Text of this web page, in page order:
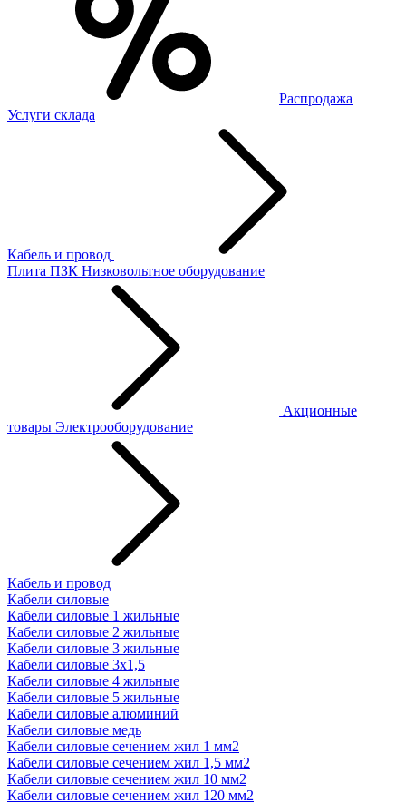
Распродажа
Услуги склада
Кабель и провод
Плита ПЗК Низковольтное оборудование
Акционные
товары Электрооборудование
Кабель и провод
Кабели силовые
Кабели силовые 1 жильные
Кабели силовые 2 жильные
Кабели силовые 3 жильные
Кабели силовые 3х1,5
Кабели силовые 4 жильные
Кабели силовые 5 жильные
Кабели силовые алюминий
Кабели силовые медь
Кабели силовые сечением жил 1 мм2
Кабели силовые сечением жил 1,5 мм2
Кабели силовые сечением жил 10 мм2
Кабели силовые сечением жил 120 мм2